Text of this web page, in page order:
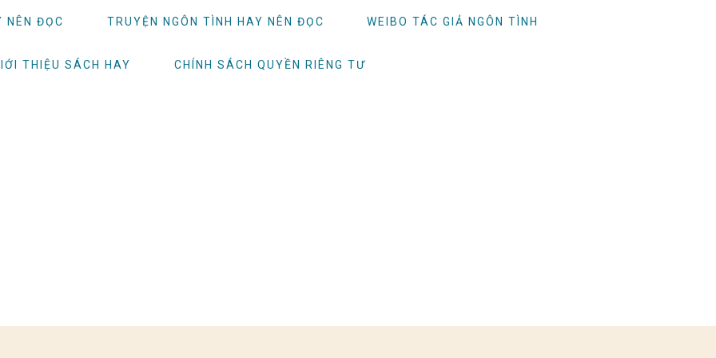
NÊN ĐỌC TRUYỆN NGÔN TÌNH HAY NÊN ĐỌC WEIBO TÁC GIẢ NGÔN TÌNH
THIỆU SÁCH HAY CHÍNH SÁCH QUYỀN RIÊNG TƯ